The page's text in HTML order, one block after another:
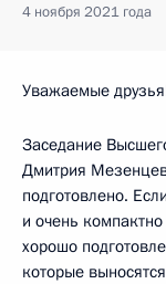
4 ноября 2021 года
Уважаемые
Заседание
Дмитрия
подготовлено.
и очень
хорошо
которые